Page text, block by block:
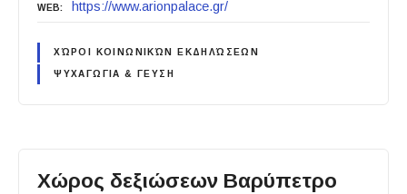
WEB https://www.arionpalace.gr/
ΧΏΡΟΙ ΚΟΙΝΩΝΙΚΏΝ ΕΚΔΗΛΏΣΕΩΝ
ΨΥΧΑΓΩΓΙΑ & ΓΕΥΣΗ
Χώρος δεξιώσεων Βαρύπετρο